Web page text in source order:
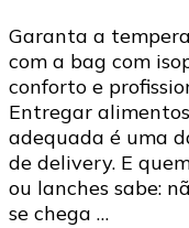
Garanta a
com a bag com
conforto e
Entregar
adequada é uma
de delivery. E
ou lanches sabe:
se chega …